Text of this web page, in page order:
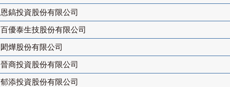
恩鎬投資股份有限公司
百優泰生技股份有限公司
閎燁股份有限公司
晉商投資股份有限公司
郁添投資股份有限公司